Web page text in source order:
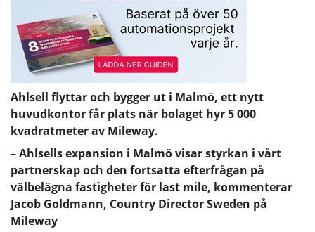
Ahlsell flyttar och bygger ut i Malmö, ett nytt
huvudkontor får plats när bolaget hyr 5 000
kvadratmeter av Mileway.
– Ahlsells expansion i Malmö visar styrkan i vårt
partnerskap och den fortsatta efterfrågan på
välbelägna fastigheter för last mile, kommenterar
Jacob Goldmann, Country Director Sweden på
Mileway